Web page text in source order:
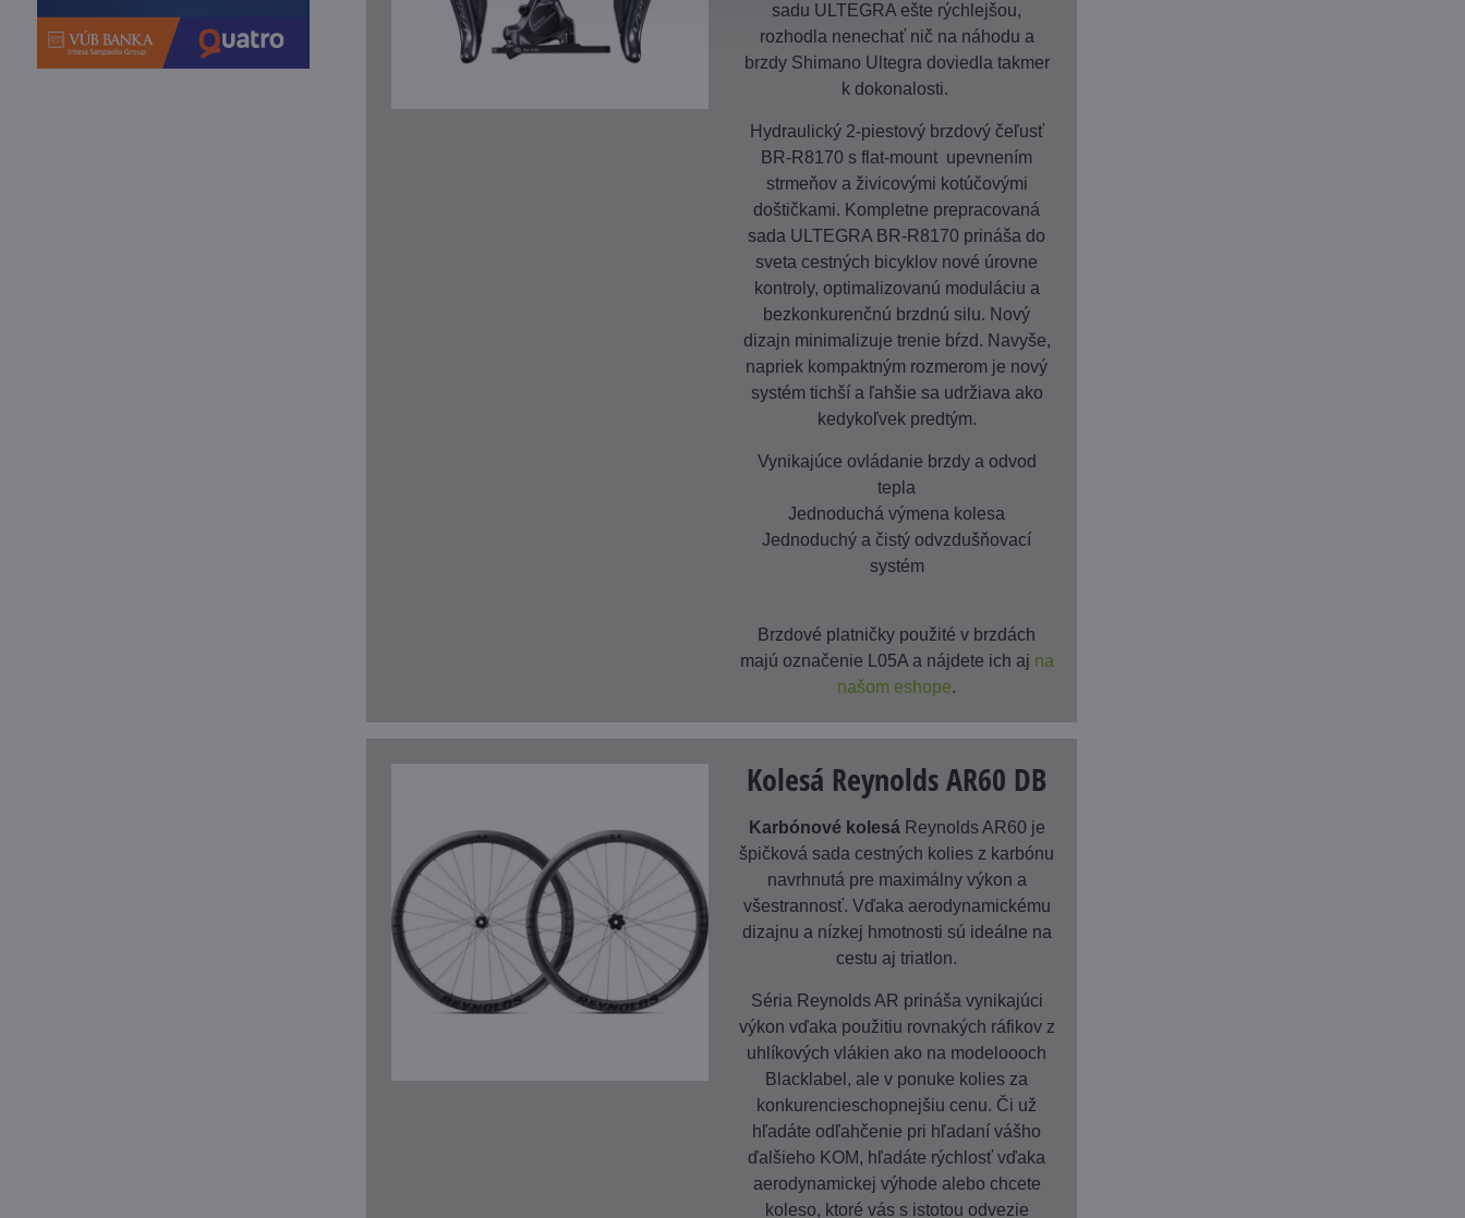
sadu ULTEGRA ešte rýchlejšou,
rozhodla nenechať nič na náhodu a
brzdy Shimano Ultegra doviedla takmer
k dokonalosti.
Hydraulický 2-piestový brzdový čeľusť
BR-R8170 s flat-mount upevnením
strmeňov a živicovými kotúčovými
doštičkami. Kompletne prepracovaná
sada ULTEGRA BR-R8170 prináša do
sveta cestných bicyklov nové úrovne
kontroly, optimalizovanú moduláciu a
bezkonkurenčnú brzdnú silu. Nový
dizajn minimalizuje trenie bŕzd. Navyše,
napriek kompaktným rozmerom je nový
systém tichší a ľahšie sa udržiava ako
kedykoľvek predtým.
Vynikajúce ovládanie brzdy a odvod
tepla
Jednoduchá výmena kolesa
Jednoduchý a čistý odvzdušňovací
systém
Brzdové platničky použité v brzdách
majú označenie L05A a nájdete ich aj na
našom eshope.
Kolesá Reynolds AR60 DB
Karbónové kolesáReynolds AR60 je
špičková sada cestných kolies z karbónu
navrhnutá pre maximálny výkon a
všestrannosť. Vďaka aerodynamickému
dizajnu a nízkej hmotnosti sú ideálne na
cestu aj triatlon.
Séria Reynolds AR prináša vynikajúci
výkon vďaka použitiu rovnakých ráfikov z
uhlíkových vlákien ako na modeloooch
Blacklabel, ale v ponuke kolies za
konkurencieschopnejšiu cenu. Či už
hľadáte odľahčenie pri hľadaní vášho
ďalšieho KOM, hľadáte rýchlosť vďaka
aerodynamickej výhode alebo chcete
koleso, ktoré vás s istotou odvezie